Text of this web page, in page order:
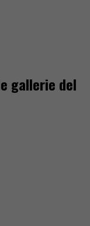
gallerie del